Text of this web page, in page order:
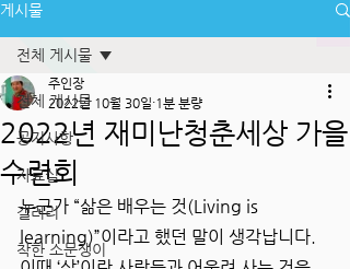
게시물
전체 게시물
공지사항
자료실
갤러리
착한 소문쟁이
전체 게시물
2022년 재미난청춘세상 가을
수련회
주인장
2022년 10월 30일 1분 분량
누군가 “삶은 배우는 것(Living is
learning)”이라고 했던 말이 생각납니다.